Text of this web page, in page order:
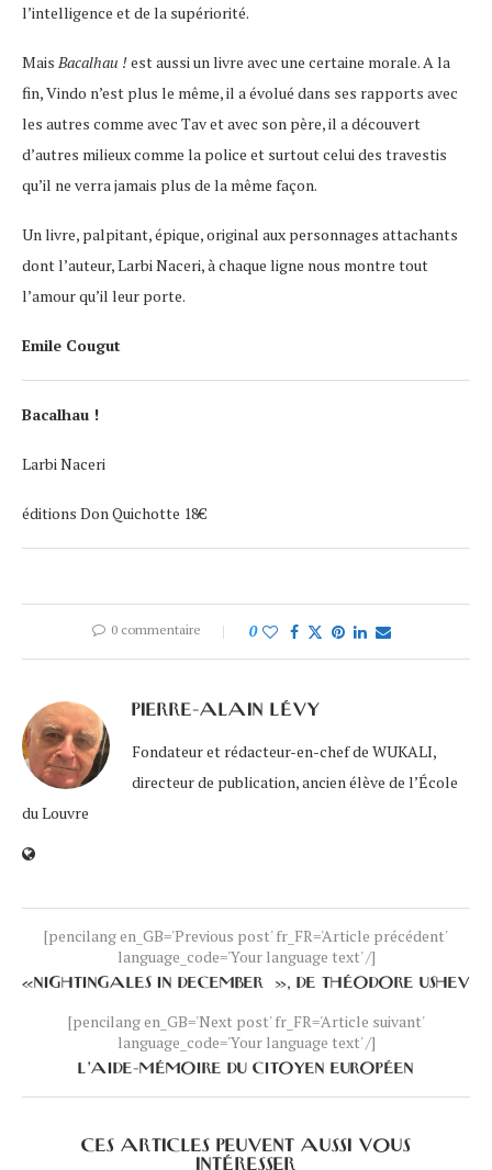
l’intelligence et de la supériorité.
Mais Bacalhau !est aussi un livre avec une certaine morale. A la
fin, Vindo n’est plus le même, il a évolué dans ses rapports avec
les autres comme avec Tav et avec son père, il a découvert
d’autres milieux comme la police et surtout celui des travestis
qu’il ne verra jamais plus de la même façon.
Un livre, palpitant, épique, original aux personnages attachants
dont l’auteur, Larbi Naceri, à chaque ligne nous montre tout
l’amour qu’il leur porte.
Emile Cougut
Bacalhau !
Larbi Naceri
éditions Don Quichotte 18€
0 commentaire 0
PIERRE-ALAIN LÉVY
Fondateur et rédacteur-en-chef de WUKALI,
directeur de publication, ancien élève de l’École
du Louvre
[pencilang en_GB='Previous post' fr_FR='Article précédent'
language_code='Your language text' /]
«NIGHTINGALES IN DECEMBER », DE THÉODORE USHEV
[pencilang en_GB='Next post' fr_FR='Article suivant'
language_code='Your language text' /]
L’AIDE-MÉMOIRE DU CITOYEN EUROPÉEN
CES ARTICLES PEUVENT AUSSI VOUS
INTÉRESSER